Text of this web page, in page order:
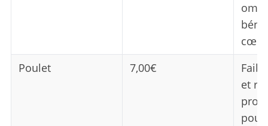
cœur
Poulet
7,00€
et
pour